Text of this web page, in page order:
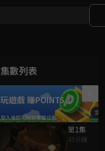
集數列表
玩遊戲 賺POINTS！
第1集
45分鐘